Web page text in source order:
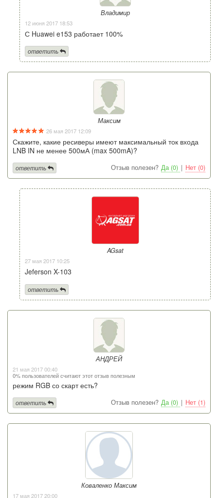
Владимир
12 июня 2017 18:53
С Huawei e153 работает 100%
ответить
Максим
26 мая 2017 12:09
Скажите, какие ресиверы имеют максимальный ток входа
LNB IN не менее 500мА (max 500mA)?
Отзыв полезен? Да (0) | Нет (0)
ответить
AGsat
27 мая 2017 10:25
Jeferson X-103
ответить
АНДРЕЙ
21 мая 2017 00:40
0% пользователей считают этот отзыв полезным
режим RGB со скарт есть?
Отзыв полезен? Да (0) | Нет (1)
ответить
Коваленко Максим
17 мая 2017 20:00